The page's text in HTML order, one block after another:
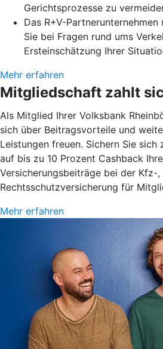
Gerichtsprozesse zu
Das R+V-
Sie bei Fragen rund ums
Ersteinschätzung Ihrer
Mehr erfahren
Mitgliedschaft zahlt
Als Mitglied Ihrer Volksbank
sich über Beitragsvorteile und
Leistungen freuen. Sichern Sie sich
auf bis zu 10 Prozent Cashback
Versicherungsbeiträge bei der Kfz-
Rechtsschutzversicherung für
Mehr erfahren